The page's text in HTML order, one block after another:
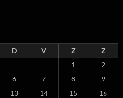
D V Z
Z
1
2
6 7 8
9
13 14 15
16